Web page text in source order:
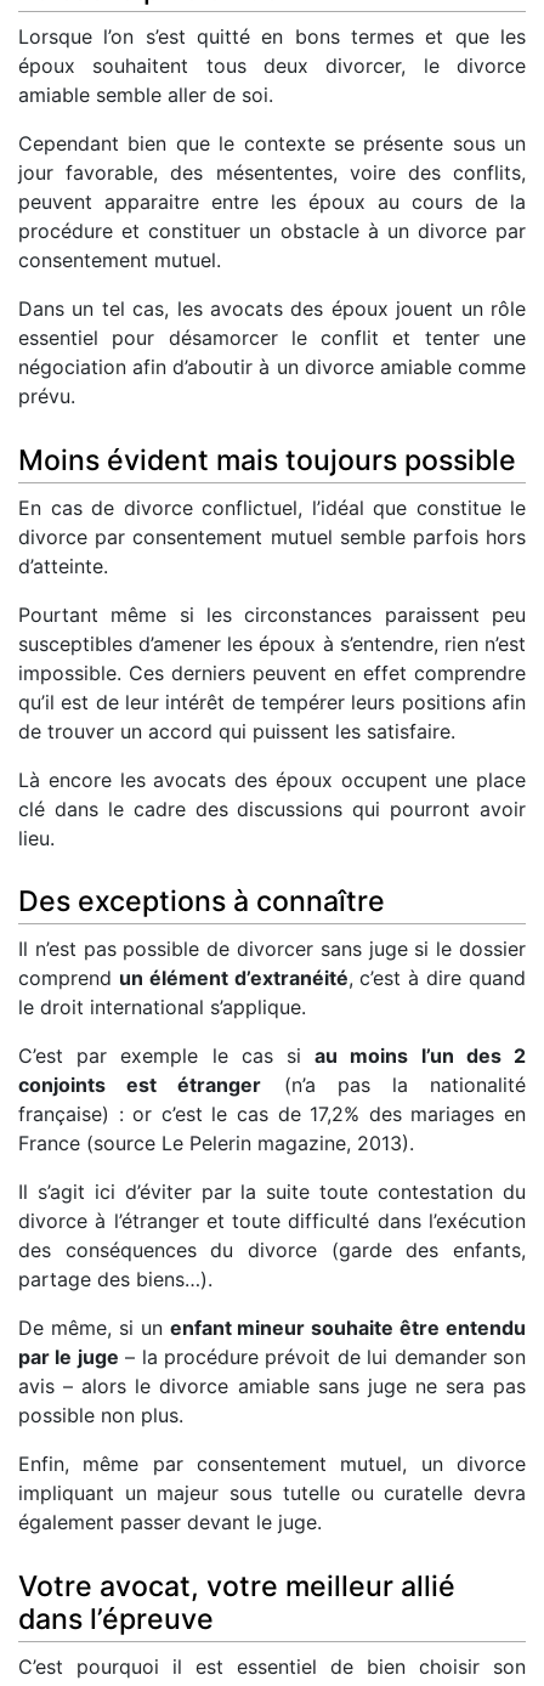
Lorsque l’on s’est quitté en bons termes et que les
époux souhaitent tous deux divorcer, le divorce
amiable semble aller de soi.
Cependant bien que le contexte se présente sous un
jour favorable, des mésententes, voire des conflits,
peuvent apparaitre entre les époux au cours de la
procédure et constituer un obstacle à un divorce par
consentement mutuel.
Dans un tel cas, les avocats des époux jouent un rôle
essentiel pour désamorcer le conflit et tenter une
négociation afin d’aboutir à un divorce amiable comme
prévu.
Moins évident mais toujours possible
En cas de divorce conflictuel, l’idéal que constitue le
divorce par consentement mutuel semble parfois hors
d’atteinte.
Pourtant même si les circonstances paraissent peu
susceptibles d’amener les époux à s’entendre, rien n’est
impossible. Ces derniers peuvent en effet comprendre
qu’il est de leur intérêt de tempérer leurs positions afin
de trouver un accord qui puissent les satisfaire.
Là encore les avocats des époux occupent une place
clé dans le cadre des discussions qui pourront avoir
lieu.
Des exceptions à connaître
Il n’est pas possible de divorcer sans juge si le dossier
comprend un élément d’extranéité, c’est à dire quand
le droit international s’applique.
C’est par exemple le cas siau moins l’un des 2
conjoints est étranger (n’a pas la nationalité
française) : or c’est le cas de 17,2% des mariages en
France (source Le Pelerin magazine, 2013).
Il s’agit ici d’éviter par la suite toute contestation du
divorce à l’étranger et toute difficulté dans l’exécution
des conséquences du divorce (garde des enfants,
partage des biens…).
De même, si un enfant mineur souhaite être entendu
par le juge – la procédure prévoit de lui demander son
avis – alors le divorce amiable sans juge ne sera pas
possible non plus.
Enfin, même par consentement mutuel, un divorce
impliquant un majeur sous tutelle ou curatelle devra
également passer devant le juge.
Votre avocat, votre meilleur allié
dans l’épreuve
C’est pourquoi il est essentiel de bien choisir son